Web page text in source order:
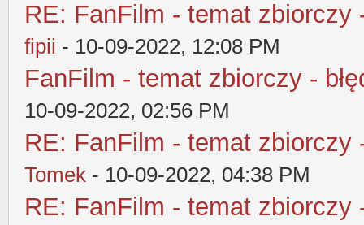
RE: FanFilm - temat zbiorczy
fipii - 10-09-2022, 12:08 PM
FanFilm - temat zbiorczy -
10-09-2022, 02:56 PM
RE: FanFilm - temat zbiorczy
Tomek - 10-09-2022, 04:38 PM
RE: FanFilm - temat zbiorczy